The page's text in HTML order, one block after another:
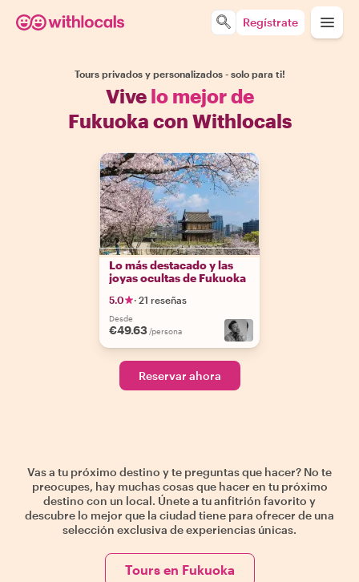
Regístrate
Tours privados y personalizados - solo para ti!
Vive lo mejor de
Fukuoka con Withlocals
Lo más destacado y las
joyas ocultas de Fukuoka
5.0 · 21 reseñas
Desde
€49.63 /persona
Reservar ahora
Vas a tu próximo destino y te preguntas que hacer? No te
preocupes, hay muchas cosas que hacer en tu próximo
destino con un local. Únete a tu anfitrión favorito y
descubre lo mejor que la ciudad tiene para ofrecer de una
selección exclusiva de experiencias únicas.
Tours en Fukuoka